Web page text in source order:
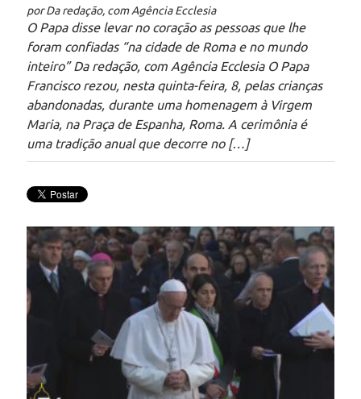
por Da redação, com Agência Ecclesia
O Papa disse levar no coração as pessoas que lhe
foram confiadas “na cidade de Roma e no mundo
inteiro” Da redação, com Agência Ecclesia O Papa
Francisco rezou, nesta quinta-feira, 8, pelas crianças
abandonadas, durante uma homenagem à Virgem
Maria, na Praça de Espanha, Roma. A cerimônia é
uma tradição anual que decorre no […]